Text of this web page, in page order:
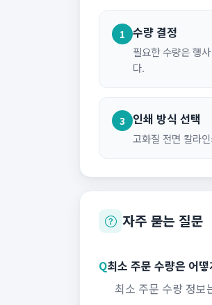
1 수량 결정
필요한 수량은 행
다.
3 인쇄 방식 선택
고화질 전면 칼라
자주 묻는 질문
Q최소 주문 수량은 어
최소 주문 수량 정보